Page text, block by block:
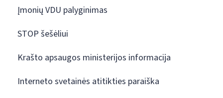
Įmonių VDU palyginimas
STOP šešėliui
Krašto apsaugos ministerijos informacija
Interneto svetainės atitikties paraiška